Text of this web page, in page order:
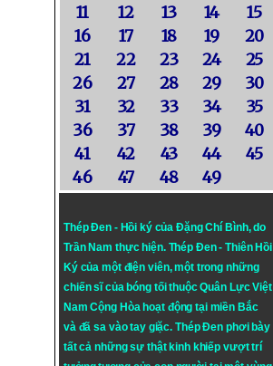
11
12 13 14
15
16
17 18 19
20
21
22 23 24
25
26
27 28 29
30
31
32 33 34
35
36
37 38 39
40
41
42 43 44
45
46
47 48 49
Thép Đen - Hồi ký của Đặng Chí Bình, do
Trần Nam thực hiện. Thép Đen- Thiên Hồi
Ký của một điện viên, một trong những
chiến sĩ của bóng tối thuộc Quân Lực Việt
Nam Cộng Hòa hoạt động tại miền Bắc
và đã sa vào tay giặc. Thép Đen phơi bày
tất cả những sự thật kinh khiếp vượt trí